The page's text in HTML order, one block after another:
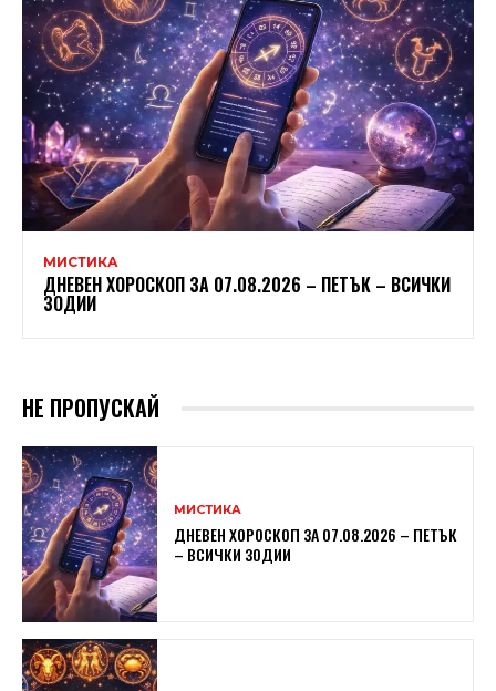
МИСТИКА
ДНЕВЕН ХОРОСКОП ЗА 07.08.2026 – ПЕТЪК – ВСИЧКИ
ЗОДИИ
НЕ ПРОПУСКАЙ
МИСТИКА
ДНЕВЕН ХОРОСКОП ЗА 07.08.2026 – ПЕТЪК
– ВСИЧКИ ЗОДИИ